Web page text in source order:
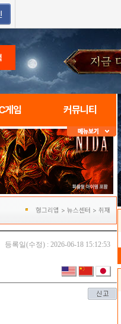
게임 커뮤니티
헝그리앱 > 뉴스센터 > 취재
등록일(수정) : 2026-06-18 15:12:53